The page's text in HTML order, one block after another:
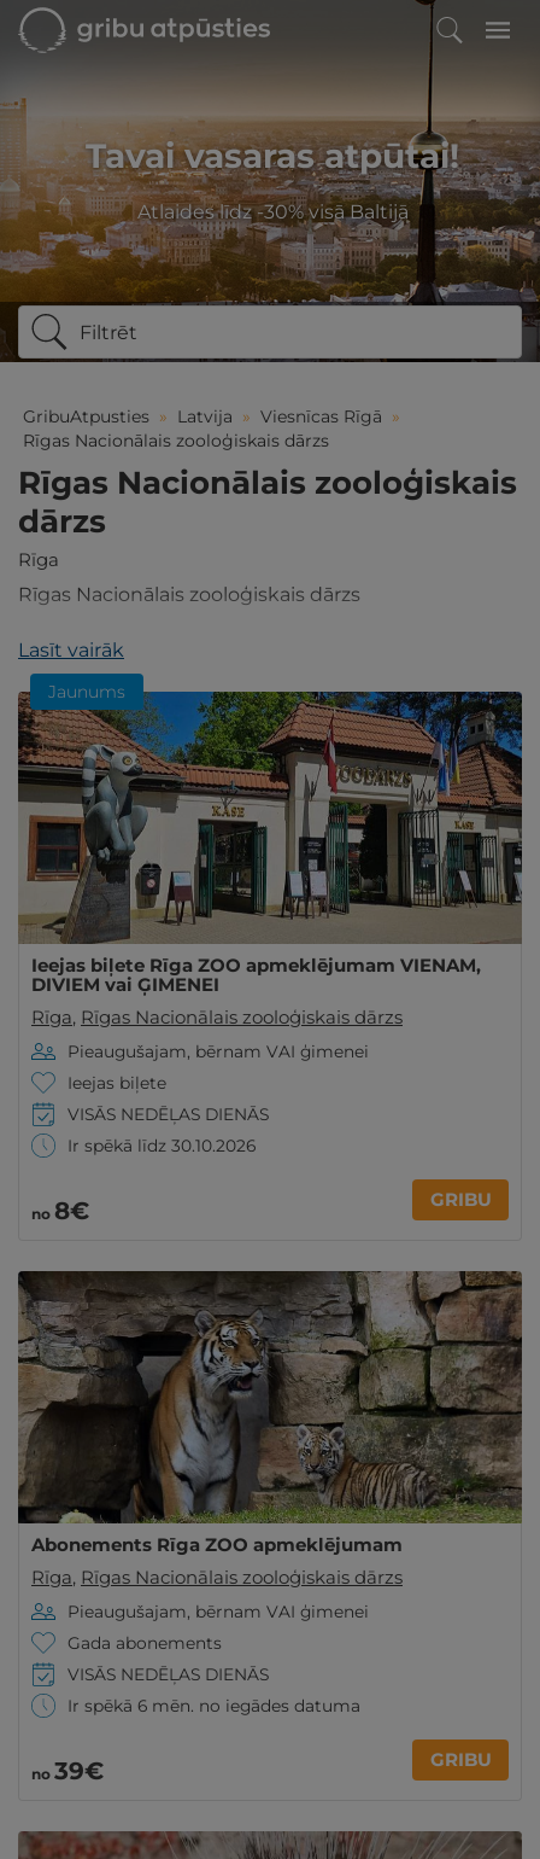
Tavai vasaras atpūtai!
Atlaides līdz -30% visā Baltijā
Filtrēt
GribuAtpusties » Latvija » Viesnīcas Rīgā »
Rīgas Nacionālais zooloģiskais dārzs
Rīgas Nacionālais zooloģiskais
dārzs
Rīga
Rīgas Nacionālais zooloģiskais dārzs
Lasīt vairāk
Jaunums
Ieejas biļete Rīga ZOO apmeklējumam VIENAM,
DIVIEM vai ĢIMENEI
Rīga, Rīgas Nacionālais zooloģiskais dārzs
Pieaugušajam, bērnam VAI ģimenei
Ieejas biļete
VISĀS NEDĒĻAS DIENĀS
Ir spēkā līdz 30.10.2026
no 8€ GRIBU
Abonements Rīga ZOO apmeklējumam
Rīga, Rīgas Nacionālais zooloģiskais dārzs
Pieaugušajam, bērnam VAI ģimenei
Gada abonements
VISĀS NEDĒĻAS DIENĀS
Ir spēkā 6 mēn. no iegādes datuma
no 39€ GRIBU